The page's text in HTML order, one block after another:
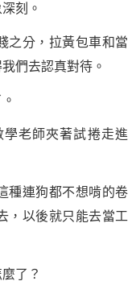
刻。
分，拉黃包車和當
們去認真對待。
老師夾著試捲走進
連狗都不想啃的卷
，以後就只能去當工
了？